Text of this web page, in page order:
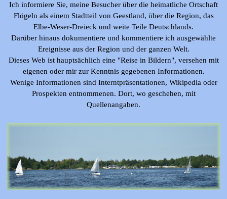
Ich informiere Sie, meine Besucher über die heimatliche Ortschaft
Flögeln als einem Stadtteil von Geestland, über die Region, das
Elbe-Weser-Dreieck und weite Teile Deutschlands.
Darüber hinaus dokumentiere und kommentiere ich ausgewählte
Ereignisse aus der Region und der ganzen Welt.
Dieses Web ist hauptsächlich eine "Reise in Bildern", versehen mit
eigenen oder mir zur Kenntnis gegebenen Informationen.
Wenige Informationen sind Interntpräsentationen, Wikipedia oder
Prospekten entnommenen. Dort, wo geschehen, mit
Quellenangaben.